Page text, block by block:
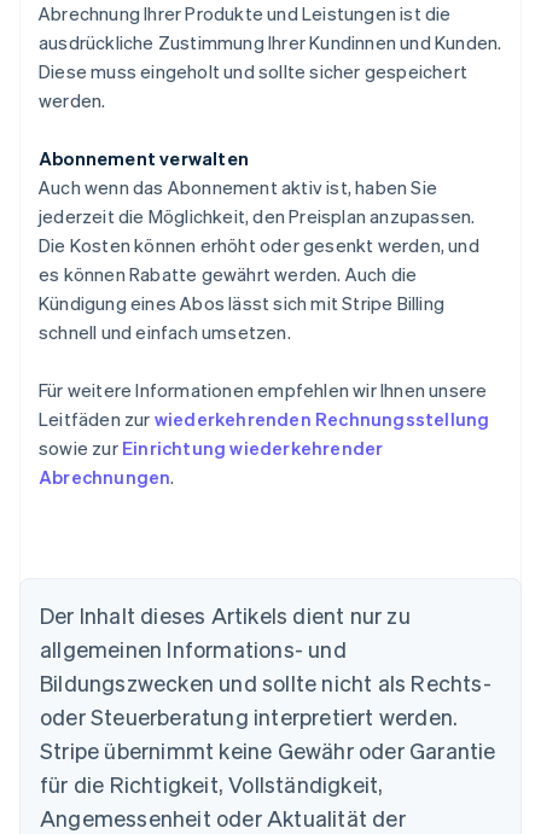
Abrechnung Ihrer Produkte und Leistungen ist die
ausdrückliche Zustimmung Ihrer Kundinnen und Kunden.
Diese muss eingeholt und sollte sicher gespeichert
werden.
Abonnement verwalten
Auch wenn das Abonnement aktiv ist, haben Sie
jederzeit die Möglichkeit, den Preisplan anzupassen.
Die Kosten können erhöht oder gesenkt werden, und
es können Rabatte gewährt werden. Auch die
Kündigung eines Abos lässt sich mit Stripe Billing
schnell und einfach umsetzen.
Für weitere Informationen empfehlen wir Ihnen unsere
Leitfäden zur wiederkehrenden Rechnungsstellung
sowie zur Einrichtung wiederkehrender
Abrechnungen.
Der Inhalt dieses Artikels dient nur zu
allgemeinen Informations- und
Bildungszwecken und sollte nicht als Rechts-
oder Steuerberatung interpretiert werden.
Stripe übernimmt keine Gewähr oder Garantie
für die Richtigkeit, Vollständigkeit,
Angemessenheit oder Aktualität der
Australien
English
Belgien
Brasilien
PortuguêsEnglish
Bulgarien
English
Dänemark